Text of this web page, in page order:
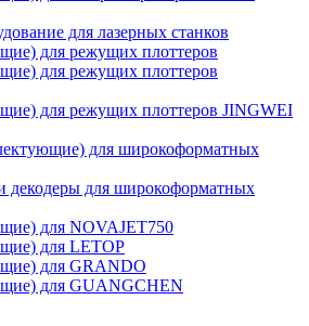
для лазерных станков
для режущих плоттеров
для режущих плоттеров
для режущих плоттеров JINGWEI
для широкоформатных
декодеры для широкоформатных
для NOVAJET750
для LETOP
для GRANDO
для GUANGCHEN